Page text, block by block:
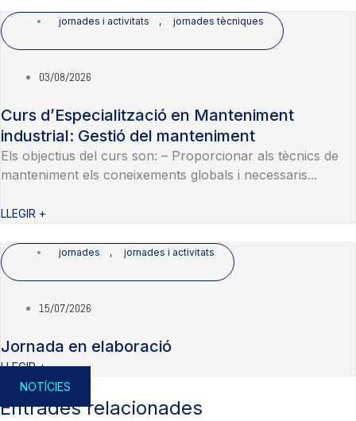
jornades i activitats , jornades tècniques
03/08/2026
Curs d’Especialització en Manteniment
industrial: Gestió del manteniment
Els objectius del curs son: – Proporcionar als tècnics de
manteniment els coneixements globals i necessaris...
LLEGIR +
jornades , jornades i activitats
15/07/2026
Jornada en elaboració
LLEGIR +
NOTÍCIES
Entrades relacionades